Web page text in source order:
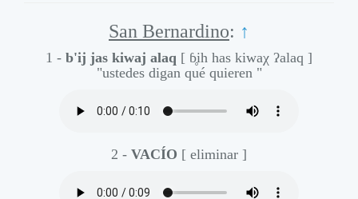
San Bernardino: ↑
1 - b'ij jas kiwaj alaq [ ɓ̥ih has kiwaχ ʔalaq ]
"ustedes digan qué quieren "
2 - VACÍO [ eliminar ]